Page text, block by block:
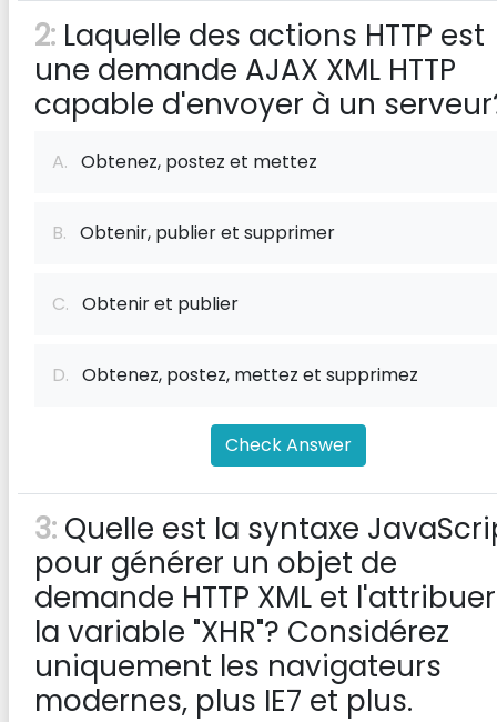
2: Laquelle des actions HTTP est
une demande AJAX XML HTTP
capable d'envoyer à un
A. Obtenez, postez et mettez
B. Obtenir, publier et supprimer
C. Obtenir et publier
D. Obtenez, postez, mettez et supprimez
Check Answer
3: Quelle est la syntaxe
pour générer un objet de
demande HTTP XML et
la variable "XHR"? Considérez
uniquement les navigateurs
modernes, plus IE7 et plus.